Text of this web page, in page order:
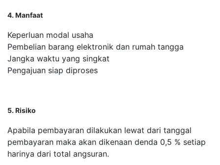
4. Manfaat
Keperluan modal usaha
Pembelian barang elektronik dan rumah tangga
Jangka waktu yang singkat
Pengajuan siap diproses
5. Risiko
Apabila pembayaran dilakukan lewat dari tanggal
pembayaran maka akan dikenaan denda 0,5 % setiap
harinya dari total angsuran.